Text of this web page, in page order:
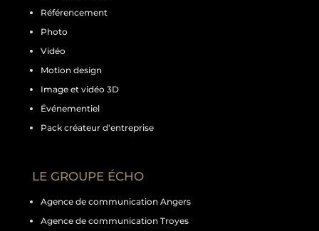
Référencement
Photo
Vidéo
Motion design
Image et vidéo 3D
Événementiel
Pack créateur d'entreprise
LE GROUPE ÉCHO
Agence de communication Angers
Agence de communication Troyes